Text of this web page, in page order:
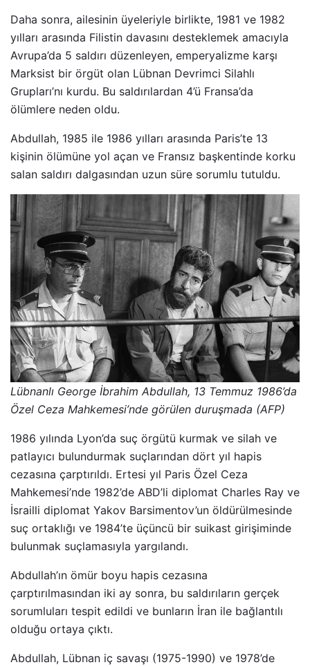
Daha sonra, ailesinin üyeleriyle birlikte, 1981 ve 1982
yılları arasında Filistin davasını desteklemek amacıyla
Avrupa’da 5 saldırı düzenleyen, emperyalizme karşı
Marksist bir örgüt olan Lübnan Devrimci Silahlı
Grupları’nı kurdu. Bu saldırılardan 4’ü Fransa’da
ölümlere neden oldu.
Abdullah, 1985 ile 1986 yılları arasında Paris’te 13
kişinin ölümüne yol açan ve Fransız başkentinde korku
salan saldırı dalgasından uzun süre sorumlu tutuldu.
Lübnanlı George İbrahim Abdullah, 13 Temmuz 1986’da
Özel Ceza Mahkemesi’nde görülen duruşmada (AFP)
1986 yılında Lyon’da suç örgütü kurmak ve silah ve
patlayıcı bulundurmak suçlarından dört yıl hapis
cezasına çarptırıldı. Ertesi yıl Paris Özel Ceza
Mahkemesi’nde 1982’de ABD’li diplomat Charles Ray ve
İsrailli diplomat Yakov Barsimentov’un öldürülmesinde
suç ortaklığı ve 1984’te üçüncü bir suikast girişiminde
bulunmak suçlamasıyla yargılandı.
Abdullah’ın ömür boyu hapis cezasına
çarptırılmasından iki ay sonra, bu saldırıların gerçek
sorumluları tespit edildi ve bunların İran ile bağlantılı
olduğu ortaya çıktı.
Abdullah, Lübnan iç savaşı (1975-1990) ve 1978’de